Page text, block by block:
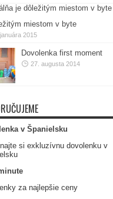
miestom v byte
2015
Dovolenka first moment
27. augusta 2014
v Španielsku
si exkluzívnu dovolenku v
za najlepšie ceny